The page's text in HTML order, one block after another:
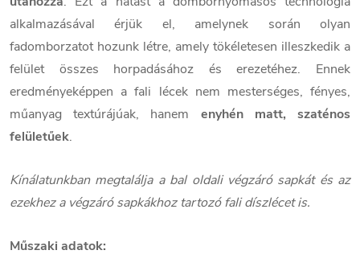
alkalmazásával érjük el, amelynek során olyan
fadomborzatot hozunk létre, amely tökéletesen illeszkedik a
felület összes horpadásához és erezetéhez. Ennek
eredményeképpen a fali lécek nem mesterséges, fényes,
műanyag textúrájúak, hanem enyhén matt, szaténos
felületűek.
Kínálatunkban megtalálja a bal oldali végzáró sapkát és az
ezekhez a végzáró sapkákhoz tartozó fali díszlécet is.
Műszaki adatok: